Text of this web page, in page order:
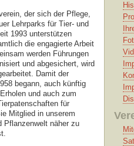
der sich der Pflege,
Lehrparks für Tier- und
1993 unterstützen
die engagierte Arbeit
werden Führungen
und abgesichert, wird
Damit der
begann, auch künftig
und auch zum
für
Mitglied in unserem
Pflanzenwelt näher zu